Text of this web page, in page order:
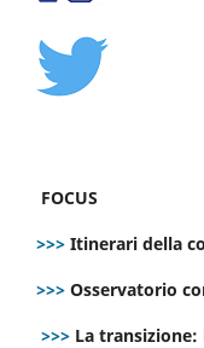
FOCUS
>>> Itinerari della
>>> Osservatorio
>>> La transizione: